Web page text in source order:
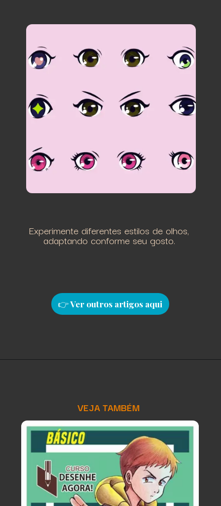
Experimente diferentes estilos de olhos,
adaptando conforme seu gosto.
👉Ver outros artigos aqui
VEJA TAMBÉM